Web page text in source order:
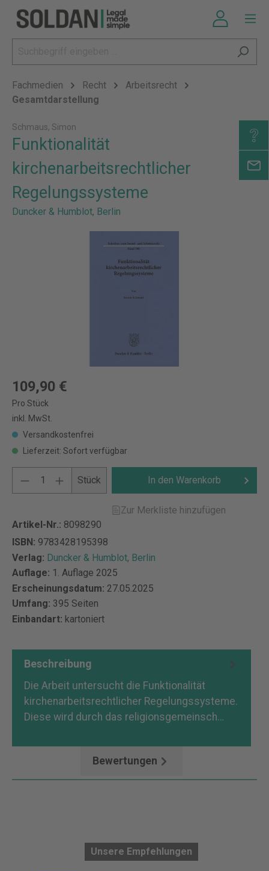
Fachmedien Recht
Arbeitsrecht
Gesamtdarstellung
Schmaus, Simon
Funktionalität
kirchenarbeitsrechtlicher
Regelungssysteme
Duncker & Humblot, Berlin
109,90 €
Pro Stück
inkl. MwSt.
Versandkostenfrei
Lieferzeit: Sofort verfügbar
Stück In den Warenkorb
Zur Merkliste hinzufügen
Artikel-Nr.: 8098290
ISBN: 9783428195398
Verlag: Duncker & Humblot, Berlin
Auflage: 1. Auflage 2025
Erscheinungsdatum: 27.05.2025
Umfang: 395 Seiten
Einbandart: kartoniert
Beschreibung
Die Arbeit untersucht die Funktionalität
kirchenarbeitsrechtlicher Regelungssysteme.
Diese wird durch das religionsgemeinsch…
Bewertungen
Unsere Empfehlungen